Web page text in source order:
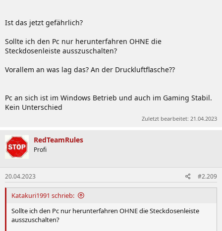
Ist das jetzt gefährlich?
Sollte ich den Pc nur herunterfahren OHNE die
Steckdosenleiste ausszuschalten?
Vorallem an was lag das? An der Druckluftflasche??
Pc an sich ist im Windows Betrieb und auch im Gaming Stabil.
Kein Unterschied
Zuletzt bearbeitet: 21.04.2023
RedTeamRules
Profi
20.04.2023 #2.209
Katakuri1991 schrieb:
Sollte ich den Pc nur herunterfahren OHNE die Steckdosenleiste
ausszuschalten?